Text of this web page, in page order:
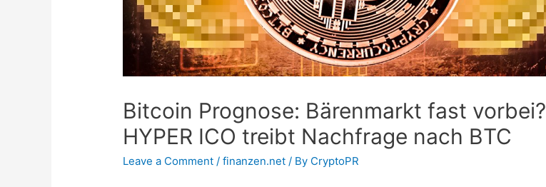
Bitcoin Prognose: Bärenmarkt fast vorbei?
HYPER ICO treibt Nachfrage nach BTC
Leave a Comment /finanzen.net / By CryptoPR